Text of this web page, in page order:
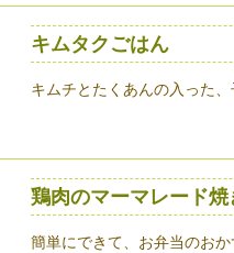
キムタクごはん
キムチとたくあんの入った
鶏肉のマーマレード焼
簡単にできて、お弁当のおか